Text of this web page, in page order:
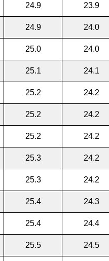
24.9 23.9
24.9 24.0
25.0 24.0
25.1 24.1
25.2 24.2
25.2 24.2
25.2 24.2
25.3 24.2
25.3 24.2
25.4 24.3
25.4 24.4
25.5 24.5